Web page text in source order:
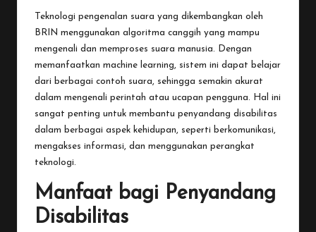
Teknologi pengenalan suara yang dikembangkan oleh
BRIN menggunakan algoritma canggih yang mampu
mengenali dan memproses suara manusia. Dengan
memanfaatkan machine learning, sistem ini dapat belajar
dari berbagai contoh suara, sehingga semakin akurat
dalam mengenali perintah atau ucapan pengguna. Hal ini
sangat penting untuk membantu penyandang disabilitas
dalam berbagai aspek kehidupan, seperti berkomunikasi,
mengakses informasi, dan menggunakan perangkat
teknologi.
Manfaat bagi Penyandang
Disabilitas